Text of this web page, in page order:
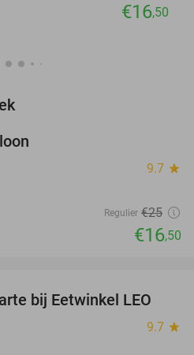
€16,50
9.7 star
Regulier €25
€16,50
35%
bij Eetwinkel LEO
9.7 star